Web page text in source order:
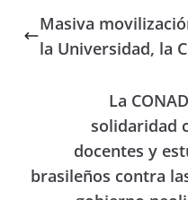
Masiva
la Universidad, la
La
solidaridad
docentes y
brasileños contra